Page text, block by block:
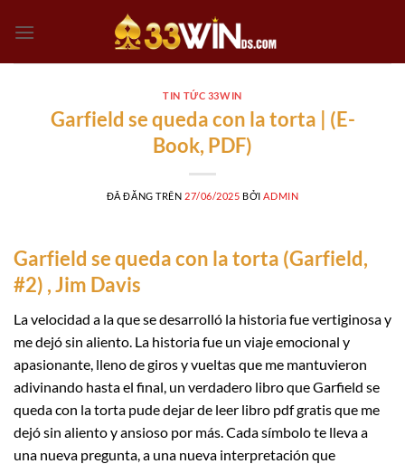
đến
TIN TỨC 33WIN
Garfield se queda con la torta | (E-
Book, PDF)
ĐÃ ĐĂNG TRÊN 27/06/2025 BỞI ADMIN
Garfield se queda con la torta (Garfield,
#2) , Jim Davis
La velocidad a la que se desarrolló la historia fue vertiginosa y
me dejó sin aliento. La historia fue un viaje emocional y
apasionante, lleno de giros y vueltas que me mantuvieron
adivinando hasta el final, un verdadero libro que Garfield se
queda con la torta pude dejar de leer libro pdf gratis que me
dejó sin aliento y ansioso por más. Cada símbolo te lleva a
una nueva pregunta, a una nueva interpretación que